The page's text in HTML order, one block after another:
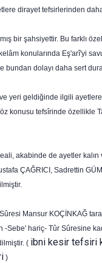
dirayet tefsirlerinden
bir şahsiyettir. Bu farklı
konularında Eş'arî'yi
dolayı daha sert
geldiğinde ilgili
konusu tefsîrinde
akabinde de ayetler
ÇAĞRICI, Sadrettin
Mansur KOÇİNKAĞ
Sebe' hariç- Tûr Sûresine
( ibni kesir tefsiri
)